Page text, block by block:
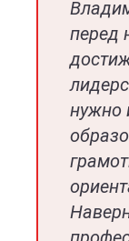
перед
нужно